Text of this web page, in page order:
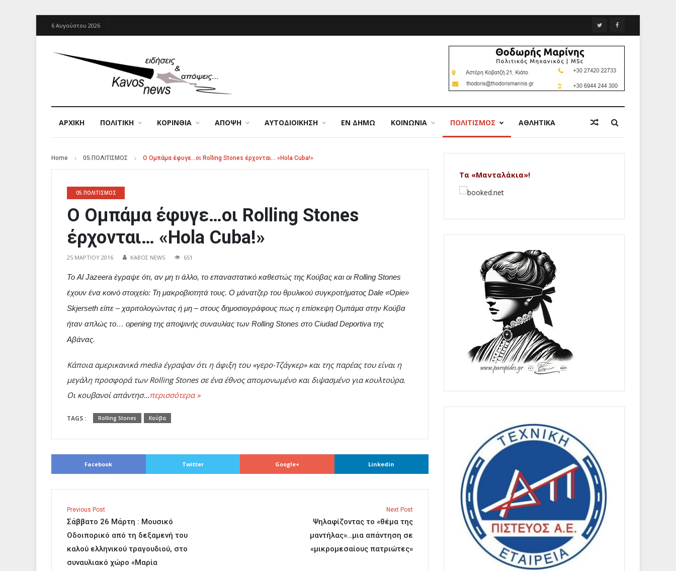
6 Αυγούστου 2026
ΑΡΧΙΚΉ ΠΟΛΙΤΙΚΗ ΚΟΡΙΝΘΙΑ ΑΠΟΨΗ ΑΥΤΟΔΙΟΙΚΗΣΗ ΕΝ ΔΗΜΩ ΚΟΙΝΩΝΙΑ ΠΟΛΙΤΙΣΜΟΣ ΑΘΛΗΤΙΚΑ
Home 05.ΠΟΛΙΤΙΣΜΟΣ Ο Ομπάμα έφυγε…οι Rolling Stones έρχονται… «Hola Cuba!»
05.ΠΟΛΙΤΙΣΜΟΣ
Ο Ομπάμα έφυγε…οι Rolling Stones
έρχονται… «Hola Cuba!»
25 ΜΑΡΤΊΟΥ 2016 ΚΑΒΟΣ NEWS 651
To Αl Jazeera έγραψε ότι, αν μη τι άλλο, το επαναστατικό καθεστώς της Κούβας και οι Rolling Stones
έχουν ένα κοινό στοιχείο: Τη μακροβιοτητά τους. Ο μάνατζερ του θρυλικού συγκροτήματος Dale «Opie»
Skjerseth είπε – χαριτολογώντας ή μη – στους δημοσιογράφους πως η επίσκεψη Ομπάμα στην Κούβα
ήταν απλώς το… opening της αποψινής συναυλίας των Rolling Stones στο Ciudad Deportiva της
Αβάνας.
Kάποια αμερικανικά media έγραψαν ότι η άφιξη του «γερο-Τζάγκερ» και της παρέας του είναι η
μεγάλη προσφορά των Rolling Stones σε ένα έθνος απομονωμένο και διψασμένο για κουλτούρα.
Οι κουβανοί απάντησ…περισσότερα »
TAGS : Rolling Stones Κούβα
Facebook Twitter Google+ Linkedin
Previous Post
Σάββατο 26 Μάρτη : Μουσικό
Οδοιπορικό από τη δεξαμενή του
καλού ελληνικού τραγουδιού, στο
συναυλιακό χώρο «Μαρία
Next Post
Ψηλαφίζοντας το «θέμα της
μαντήλας»…μια απάντηση σε
«μικρομεσαίους πατριώτες»
Τα «Μανταλάκια»!